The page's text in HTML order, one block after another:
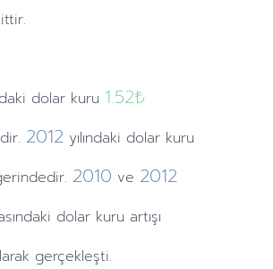
dolar kuru 1.52₺
2012 yılındaki dolar kuru
2010 ve 2012
dolar kuru artışı
gerçekleşti.